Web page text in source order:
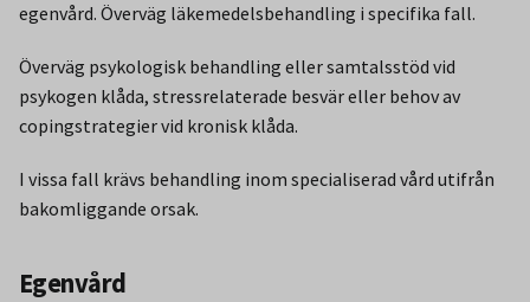
egenvård. Överväg läkemedelsbehandling i specifika fall.
Överväg psykologisk behandling eller samtalsstöd vid
psykogen klåda, stressrelaterade besvär eller behov av
copingstrategier vid kronisk klåda.
I vissa fall krävs behandling inom specialiserad vård utifrån
bakomliggande orsak.
Egenvård